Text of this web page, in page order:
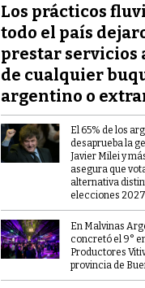
Los prácticos
todo el país
prestar servicios
de cualquier
argentino o
El 65% de los
desaprueba la
Javier Milei y
asegura que
alternativa
elecciones
En Malvinas
concretó el 9°
Productores
provincia de